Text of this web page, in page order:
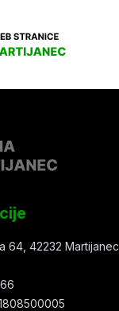
64, 42232 Martijanec